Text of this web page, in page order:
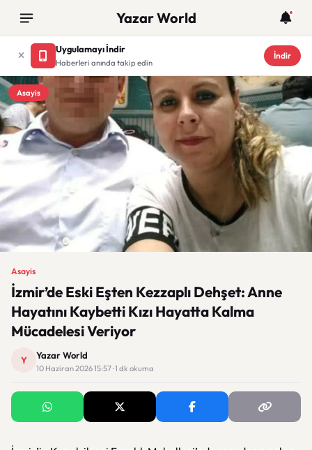
Yazar World
Uygulamayı İndir
Haberleri anında takip edin
İndir
Asayis
Asayis
İzmir’de Eski Eşten Kezzaplı Dehşet: Anne
Hayatını Kaybetti Kızı Hayatta Kalma
Mücadelesi Veriyor
Y Yazar World
10 Haziran 2026 15:57 · 1 dk okuma